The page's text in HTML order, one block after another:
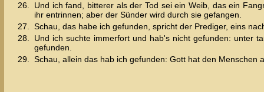
26.
Und ich fand, bitterer als der Tod sei ein Weib, das ein
ihr entrinnen; aber der Sünder wird durch sie gefangen.
27.
Schau, das habe ich gefunden, spricht der Prediger, eins
28.
Und ich suchte immerfort und hab's nicht gefunden: unter
gefunden.
29.
Schau, allein das hab ich gefunden: Gott hat den Menschen